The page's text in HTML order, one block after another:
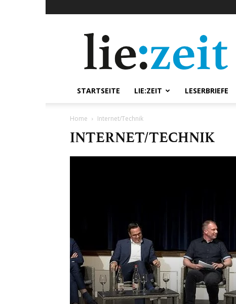
STARTSEITE LIE:ZEIT LESERBRIEFE
Home Internet/Technik
INTERNET/TECHNIK